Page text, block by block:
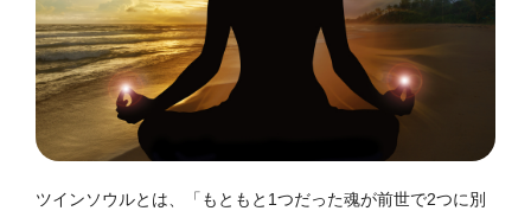
ツインソウルとは、「もともと1つだった魂が前世で2つに別